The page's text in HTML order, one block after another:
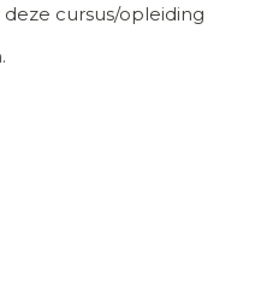
deze cursus/opleiding